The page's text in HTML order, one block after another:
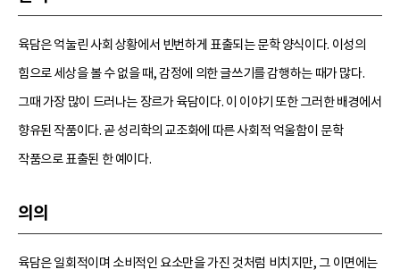
육담은 억눌린 사회 상황에서 빈번하게 표출되는 문학 양식이다. 이성의
힘으로 세상을 볼 수 없을 때, 감정에 의한 글쓰기를 감행하는 때가 많다.
그때 가장 많이 드러나는 장르가 육담이다. 이 이야기 또한 그러한 배경에서
향유된 작품이다. 곧 성리학의 교조화에 따른 사회적 억울함이 문학
작품으로 표출된 한 예이다.
의의
육담은 일회적이며 소비적인 요소만을 가진 것처럼 비치지만, 그 이면에는